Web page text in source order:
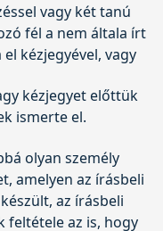
vagy két tanú
fél a nem általa írt
kézjegyével, vagy
kézjegyet előttük
ismerte el.
olyan személy
amelyen az írásbeli
az írásbeli
feltétele az is, hogy